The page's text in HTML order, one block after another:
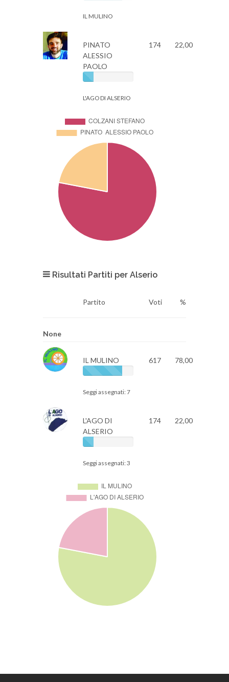
IL MULINO
PINATO
ALESSIO
PAOLO
L'AGO DI ALSERIO
174 22,00
Risultati Partiti per Alserio
Partito Voti %
None
IL MULINO
Seggi assegnati: 7
617 78,00
L'AGO DI
ALSERIO
Seggi assegnati: 3
174 22,00